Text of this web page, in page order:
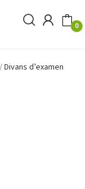
0
Divans d’examen